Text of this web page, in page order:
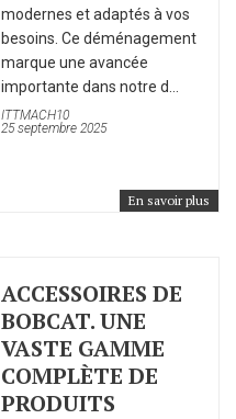
modernes et adaptés à vos
besoins. Ce déménagement
marque une avancée
importante dans notre d...
ITTMACH10
25 septembre 2025
En savoir plus
ACCESSOIRES DE
BOBCAT. UNE
VASTE GAMME
COMPLÈTE DE
PRODUITS